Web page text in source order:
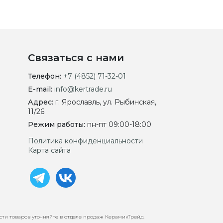
Связаться с нами
Телефон: +7 (4852) 71-32-01
E-mail: info@kertrade.ru
Адрес: г. Ярославль, ул. Рыбинская,
11/26
Режим работы: пн-пт 09:00-18:00
Политика конфиденциальности
Карта сайта
товаров уточняйте в отделе продаж КерамикТрейд.